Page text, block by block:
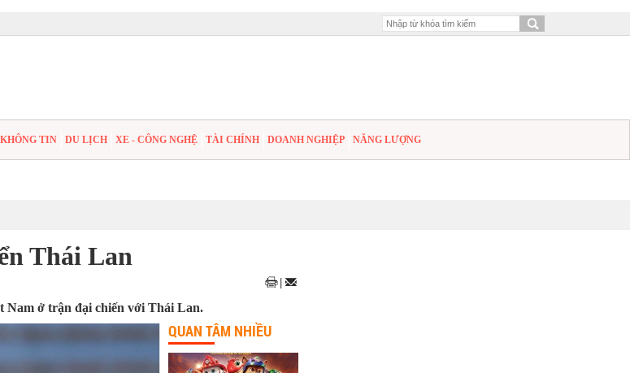
TIN DU LỊCH XE - CÔNG NGHỆ TÀI CHÍNH DOANH NGHIỆP NĂNG LƯỢNG
Thái Lan
Nam ở trận đại chiến với Thái Lan.
QUAN TÂM NHIỀU